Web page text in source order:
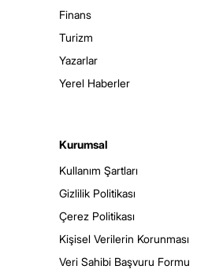
Finans
Turizm
Yazarlar
Yerel Haberler
Kurumsal
Kullanım Şartları
Gizlilik Politikası
Çerez Politikası
Kişisel Verilerin Korunması
Veri Sahibi Başvuru Formu